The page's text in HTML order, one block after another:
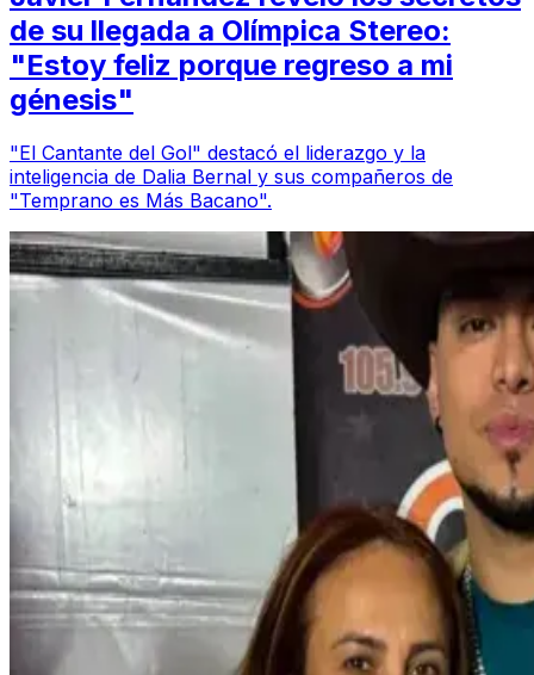
de su llegada a Olímpica Stereo:
"Estoy feliz porque regreso a mi
génesis"
"El Cantante del Gol" destacó el liderazgo y la
inteligencia de Dalia Bernal y sus compañeros de
"Temprano es Más Bacano".